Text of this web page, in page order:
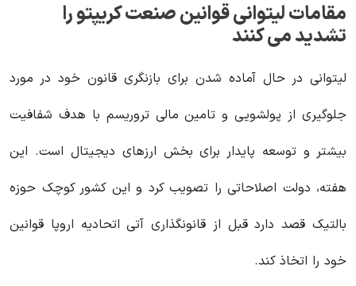
مقامات لیتوانی قوانین صنعت کریپتو را
تشدید می کنند
لیتوانی در حال آماده شدن برای بازنگری قانون خود در مورد
جلوگیری از پولشویی و تامین مالی تروریسم با هدف شفافیت
بیشتر و توسعه پایدار برای بخش ارزهای دیجیتال است. این
هفته، دولت اصلاحاتی را تصویب کرد و این کشور کوچک حوزه
بالتیک قصد دارد قبل از قانونگذاری آتی اتحادیه اروپا قوانین
خود را اتخاذ کند.